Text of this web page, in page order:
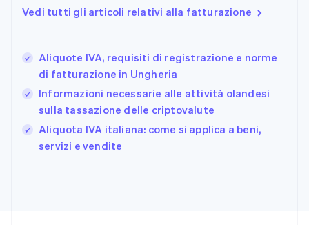
Vedi tutti gli articoli relativi alla fatturazione
Aliquote IVA, requisiti di registrazione e norme
di fatturazione in Ungheria
Informazioni necessarie alle attività olandesi
sulla tassazione delle criptovalute
Aliquota IVA italiana: come si applica a beni,
servizi e vendite
Francia
Français
Germania
DeutschEnglish
Giappone
Gibilterra
English